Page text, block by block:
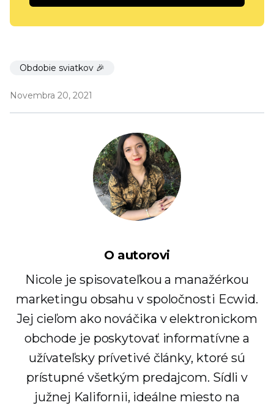
Obdobie sviatkov 🎉
Novembra 20, 2021
O autorovi
Nicole je spisovateľkou a manažérkou
marketingu obsahu v spoločnosti Ecwid.
Jej cieľom ako nováčika v elektronickom
obchode je poskytovať informatívne a
užívateľsky prívetivé články, ktoré sú
prístupné všetkým predajcom. Sídli v
južnej Kalifornii, ideálne miesto na